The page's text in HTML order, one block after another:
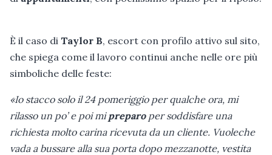
È il caso di Taylor B, escort con profilo attivo sul sito,
che spiega come il lavoro continui anche nelle ore più
simboliche delle feste:
«Io stacco solo il 24 pomeriggio per qualche ora, mi
rilasso un po’ e poi mipreparoper soddisfare una
richiesta molto carina ricevuta da un cliente. Vuoleche
vada a bussare alla sua porta dopo mezzanotte, vestita